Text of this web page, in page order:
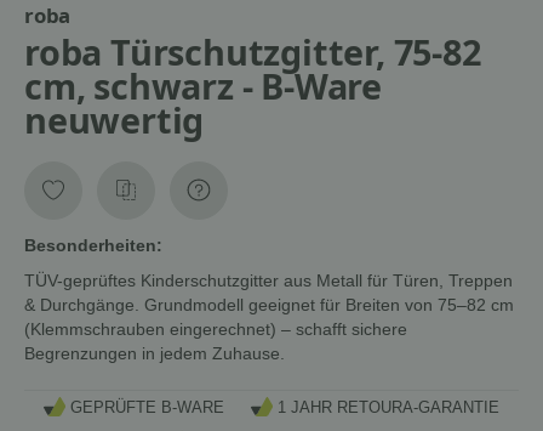
roba
roba Türschutzgitter, 75-82
cm, schwarz - B-Ware
neuwertig
Besonderheiten:
TÜV-geprüftes Kinderschutzgitter aus Metall für Türen, Treppen
& Durchgänge. Grundmodell geeignet für Breiten von 75–82 cm
(Klemmschrauben eingerechnet) – schafft sichere
Begrenzungen in jedem Zuhause.
GEPRÜFTE B-WARE
1 JAHR RETOURA-GARANTIE